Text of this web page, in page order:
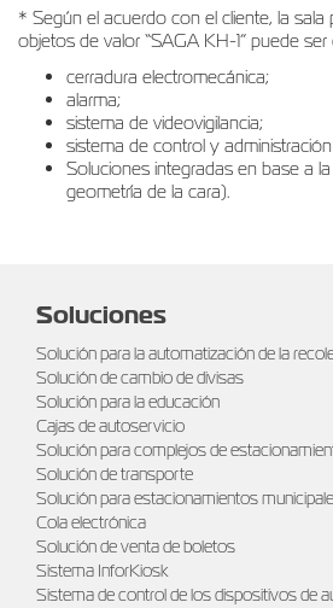
* Según el acuerdo con el cliente, la sala
objetos de valor “SAGA KH-1” puede
cerradura electromecánica;
alarma;
sistema de videovigilancia;
sistema de control y
Soluciones integradas en base a
geometría de la cara).
Soluciones
Solución para la automatización de la
Solución de cambio de divisas
Solución para la educación
Cajas de autoservicio
Solución para complejos de
Solución de transporte
Solución para estacionamientos
Cola electrónica
Solución de venta de boletos
Sistema InforKiosk
Sistema de control de los dispositivos de